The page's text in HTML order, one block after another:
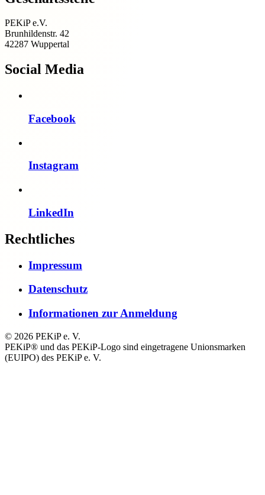
PEKiP e.V.
Brunhildenstr. 42
42287 Wuppertal
Social Media
Facebook
Instagram
LinkedIn
Rechtliches
Impressum
Datenschutz
Informationen zur Anmeldung
© 2026 PEKiP e. V.
PEKiP® und das PEKiP-Logo sind eingetragene Unionsmarken
(EUIPO) des PEKiP e. V.